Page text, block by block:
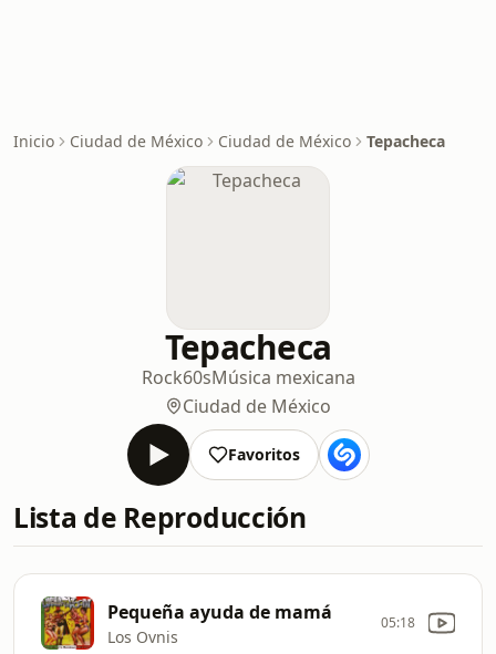
Inicio Ciudad de México Ciudad de México Tepacheca
Tepacheca
Rock60sMúsica mexicana
Ciudad de México
Favoritos
Lista de Reproducción
Pequeña ayuda de mamá
Los Ovnis
05:18